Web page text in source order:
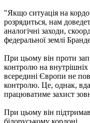
"Якщо ситуація на
розрядиться, нам
аналогічні заходи,
федеральної землі
При цьому він проти
контролю на
всередині Європи не
контролю. Це, однак,
працюватиме захист
При цьому він